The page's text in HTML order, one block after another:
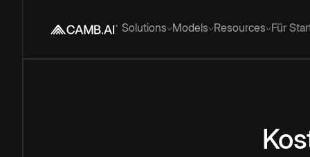
Solutions Models Resources Für